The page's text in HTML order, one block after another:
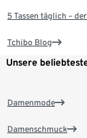
5 Tassen täglich –
Tchibo Blog
Unsere
Damenmode
Damenschmuck